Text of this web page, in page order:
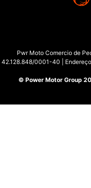
Pwr Moto Comercio de
42.128.848/0001-40 |
© Power Motor Group